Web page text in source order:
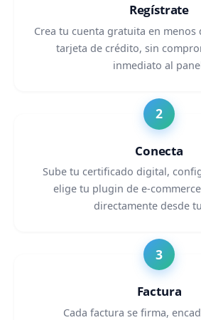
Regístrate
Crea tu cuenta gratuita en menos
tarjeta de crédito, sin
inmediato al
Conecta
Sube tu certificado digital,
elige tu plugin de e-
directamente desde tu
Factura
Cada factura se firma,